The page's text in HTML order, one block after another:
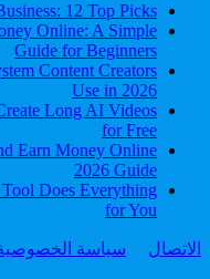
12 Top Picks.
Online: A Simple
Guide for Beginners
Content Creators
Use in 2026
Long AI Videos
for Free
Earn Money Online
2026 Guide
Does Everything
for You
الاتصال سياسة